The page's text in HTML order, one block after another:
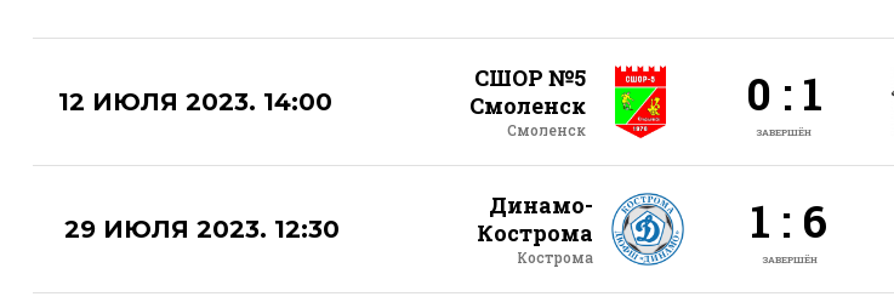
12 ИЮЛЯ 2023. 14:00
СШОР №5
Смоленск
Смоленск
0 : 1
ЗАВЕРШЁН
29 ИЮЛЯ 2023. 12:30
Динамо-
Кострома
Кострома
1 : 6
ЗАВЕРШЁН